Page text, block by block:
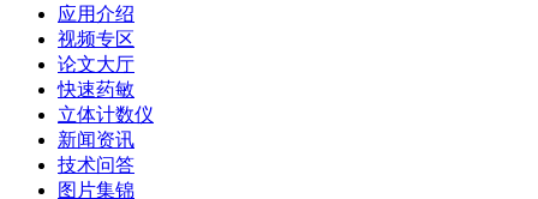
应用介绍
视频专区
论文大厅
快速药敏
立体计数仪
新闻资讯
技术问答
图片集锦